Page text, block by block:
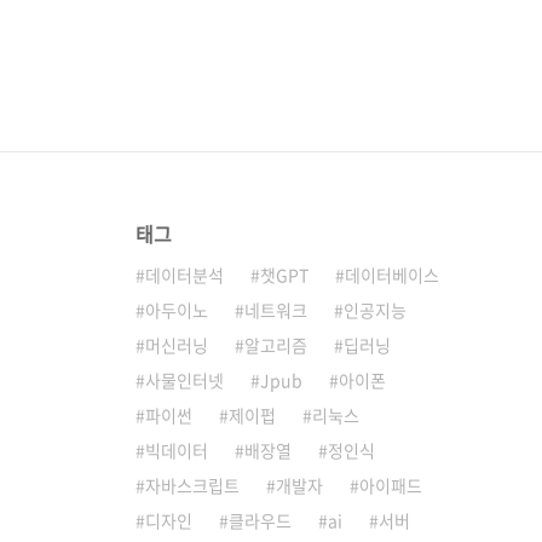
태그
데이터분석 챗GPT
데이터베이스
아두이노
네트워크
인공지능
머신러닝
알고리즘
딥러닝
사물인터넷
Jpub
아이폰
파이썬
제이펍
리눅스
빅데이터
배장열
정인식
자바스크립트
개발자
아이패드
디자인
클라우드 ai 서버